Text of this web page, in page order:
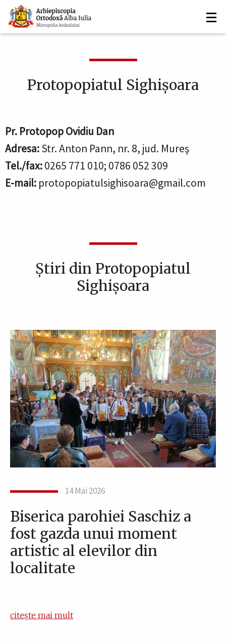
Mergi
la
conţinutul
Navigare
principală
Protopopiatul Sighişoara
Pr. Protopop Ovidiu Dan
Adresa:Str. Anton Pann, nr. 8, jud. Mureş
Tel./fax:0265 771 010; 0786 052 309
E-mail: protopopiatulsighisoara@gmail.com
Știri din Protopopiatul
Sighişoara
14 Mai 2026
Biserica parohiei Saschiz a
fost gazda unui moment
artistic al elevilor din
localitate
citește mai mult